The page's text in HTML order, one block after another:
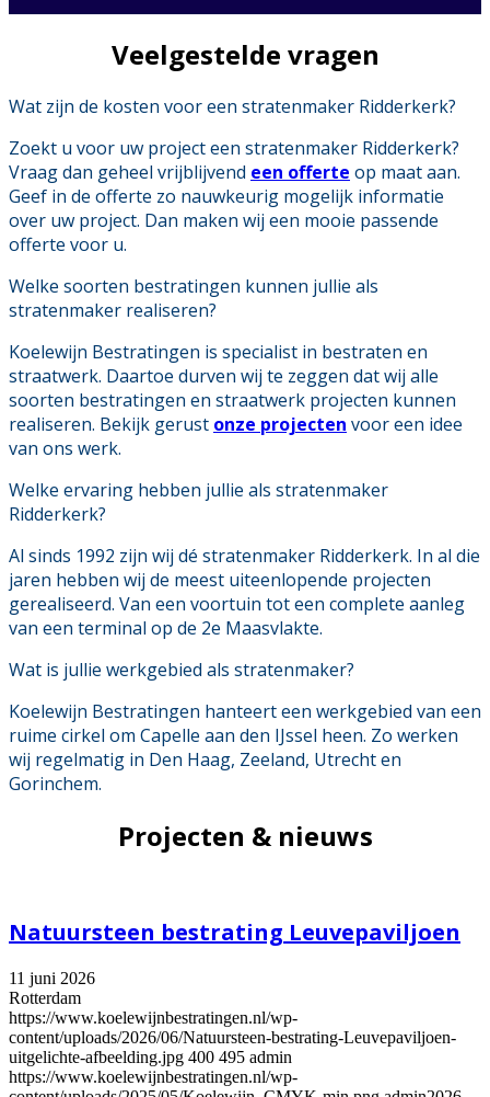
Veelgestelde vragen
Wat zijn de kosten voor een stratenmaker Ridderkerk?
Zoekt u voor uw project een stratenmaker Ridderkerk?
Vraag dan geheel vrijblijvend een offerte op maat aan.
Geef in de offerte zo nauwkeurig mogelijk informatie
over uw project. Dan maken wij een mooie passende
offerte voor u.
Welke soorten bestratingen kunnen jullie als
stratenmaker realiseren?
Koelewijn Bestratingen is specialist in bestraten en
straatwerk. Daartoe durven wij te zeggen dat wij alle
soorten bestratingen en straatwerk projecten kunnen
realiseren. Bekijk gerust onze projecten voor een idee
van ons werk.
Welke ervaring hebben jullie als stratenmaker
Ridderkerk?
Al sinds 1992 zijn wij dé stratenmaker Ridderkerk. In al die
jaren hebben wij de meest uiteenlopende projecten
gerealiseerd. Van een voortuin tot een complete aanleg
van een terminal op de 2e Maasvlakte.
Wat is jullie werkgebied als stratenmaker?
Koelewijn Bestratingen hanteert een werkgebied van een
ruime cirkel om Capelle aan den IJssel heen. Zo werken
wij regelmatig in Den Haag, Zeeland, Utrecht en
Gorinchem.
Projecten & nieuws
Natuursteen bestrating Leuvepaviljoen
11 juni 2026
Rotterdam
https://www.koelewijnbestratingen.nl/wp-
content/uploads/2026/06/Natuursteen-bestrating-Leuvepaviljoen-
uitgelichte-afbeelding.jpg 400 495 admin
https://www.koelewijnbestratingen.nl/wp-